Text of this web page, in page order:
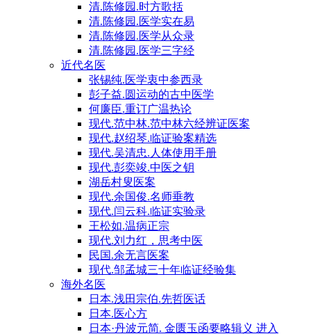
清.陈修园.时方歌括
清.陈修园.医学实在易
清.陈修园.医学从众录
清.陈修园.医学三字经
近代名医
张锡纯.医学衷中参西录
彭子益.圆运动的古中医学
何廉臣.重订广温热论
现代.范中林.范中林六经辨证医案
现代.赵绍琴.临证验案精选
现代.吴清忠.人体使用手册
现代.彭奕竣.中医之钥
湖岳村叟医案
现代.余国俊.名师垂教
现代.闫云科.临证实验录
王松如.温病正宗
现代.刘力红，思考中医
民国.余无言医案
现代.邹孟城三十年临证经验集
海外名医
日本.浅田宗伯.先哲医话
日本.医心方
日本·丹波元简. 金匮玉函要略辑义 进入